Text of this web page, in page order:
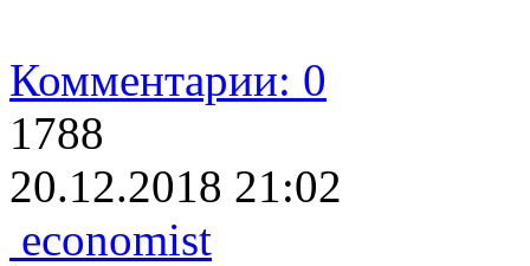
Комментарии: 0
1788
20.12.2018 21:02
economist